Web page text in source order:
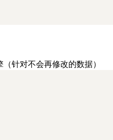
针对不会再修改的数据）